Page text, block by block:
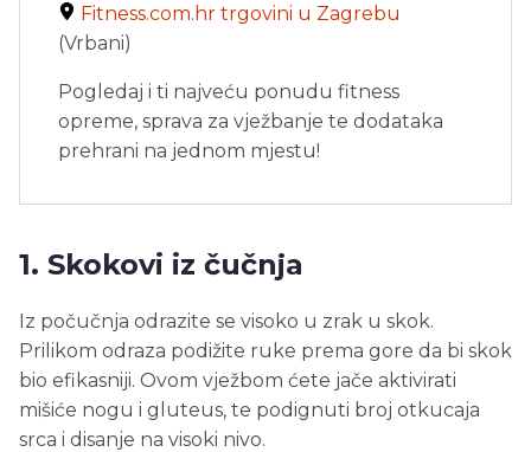
Fitness.com.hr trgovini u Zagrebu
(Vrbani)
Pogledaj i ti najveću ponudu fitness
opreme, sprava za vježbanje te dodataka
prehrani na jednom mjestu!
1. Skokovi iz čučnja
Iz počučnja odrazite se visoko u zrak u skok.
Prilikom odraza podižite ruke prema gore da bi skok
bio efikasniji. Ovom vježbom ćete jače aktivirati
mišiće nogu i gluteus, te podignuti broj otkucaja
srca i disanje na visoki nivo.